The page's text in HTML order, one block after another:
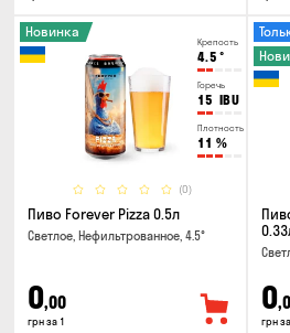
Крепость
4.5 °
Горечь
15 IBU
Плотность
11 %
(0)
Новинка
Пиво Forever Pizza 0.5л
Светлое, Нефильтрованное, 4.5°
0,00
грн за 1
0
грн